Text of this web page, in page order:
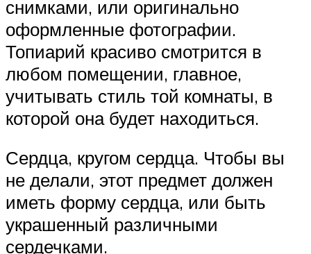
снимками, или оригинально
оформленные фотографии.
Топиарий красиво смотрится в
любом помещении, главное,
учитывать стиль той комнаты, в
которой она будет находиться.
Сердца, кругом сердца. Чтобы вы
не делали, этот предмет должен
иметь форму сердца, или быть
украшенный различными
сердечками.